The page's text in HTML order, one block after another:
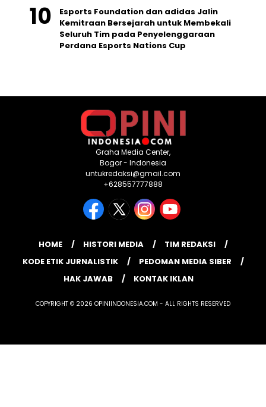
Esports Foundation dan adidas Jalin
Kemitraan Bersejarah untuk Membekali
Seluruh Tim pada Penyelenggaraan
Perdana Esports Nations Cup
Graha Media Center,
Bogor - Indonesia
untukredaksi@gmail.com
+628557777888
HOME HISTORI MEDIA
TIM REDAKSI
KODE ETIK JURNALISTIK
PEDOMAN MEDIA SIBER
HAK JAWAB
KONTAK IKLAN
COPYRIGHT © 2026 OPINIINDONESIA.COM - ALL RIGHTS RESERVED